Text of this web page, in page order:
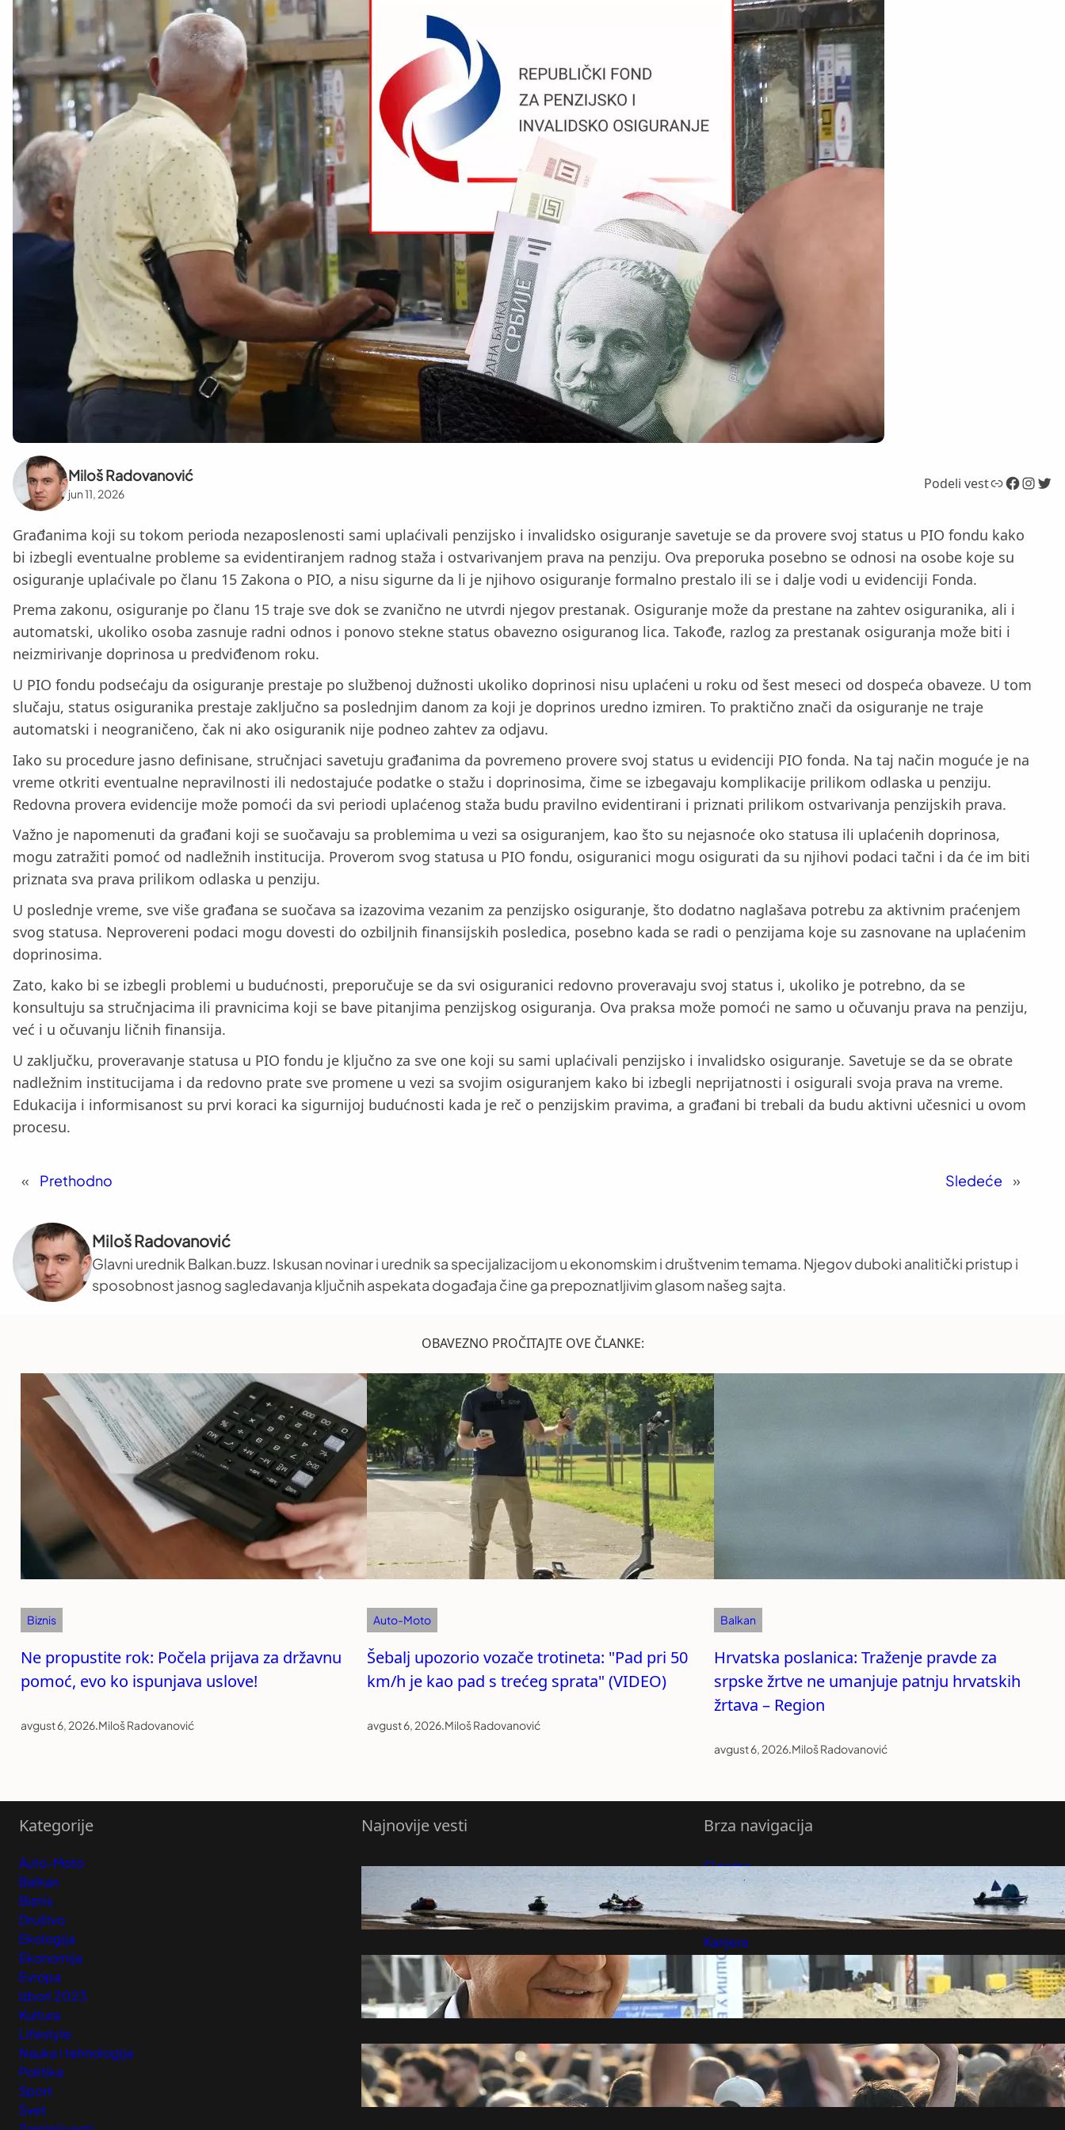
Miloš Radovanović
jun 11, 2026
Podeli vestLink Facebook InstagramTwitter
Građanima koji su tokom perioda nezaposlenosti sami uplaćivali penzijsko i invalidsko osiguranje savetuje se da provere svoj status u PIO fondu kako
bi izbegli eventualne probleme sa evidentiranjem radnog staža i ostvarivanjem prava na penziju. Ova preporuka posebno se odnosi na osobe koje su
osiguranje uplaćivale po članu 15 Zakona o PIO, a nisu sigurne da li je njihovo osiguranje formalno prestalo ili se i dalje vodi u evidenciji Fonda.
Prema zakonu, osiguranje po članu 15 traje sve dok se zvanično ne utvrdi njegov prestanak. Osiguranje može da prestane na zahtev osiguranika, ali i
automatski, ukoliko osoba zasnuje radni odnos i ponovo stekne status obavezno osiguranog lica. Takođe, razlog za prestanak osiguranja može biti i
neizmirivanje doprinosa u predviđenom roku.
U PIO fondu podsećaju da osiguranje prestaje po službenoj dužnosti ukoliko doprinosi nisu uplaćeni u roku od šest meseci od dospeća obaveze. U tom
slučaju, status osiguranika prestaje zaključno sa poslednjim danom za koji je doprinos uredno izmiren. To praktično znači da osiguranje ne traje
automatski i neograničeno, čak ni ako osiguranik nije podneo zahtev za odjavu.
Iako su procedure jasno definisane, stručnjaci savetuju građanima da povremeno provere svoj status u evidenciji PIO fonda. Na taj način moguće je na
vreme otkriti eventualne nepravilnosti ili nedostajuće podatke o stažu i doprinosima, čime se izbegavaju komplikacije prilikom odlaska u penziju.
Redovna provera evidencije može pomoći da svi periodi uplaćenog staža budu pravilno evidentirani i priznati prilikom ostvarivanja penzijskih prava.
Važno je napomenuti da građani koji se suočavaju sa problemima u vezi sa osiguranjem, kao što su nejasnoće oko statusa ili uplaćenih doprinosa,
mogu zatražiti pomoć od nadležnih institucija. Proverom svog statusa u PIO fondu, osiguranici mogu osigurati da su njihovi podaci tačni i da će im biti
priznata sva prava prilikom odlaska u penziju.
U poslednje vreme, sve više građana se suočava sa izazovima vezanim za penzijsko osiguranje, što dodatno naglašava potrebu za aktivnim praćenjem
svog statusa. Neprovereni podaci mogu dovesti do ozbiljnih finansijskih posledica, posebno kada se radi o penzijama koje su zasnovane na uplaćenim
doprinosima.
Zato, kako bi se izbegli problemi u budućnosti, preporučuje se da svi osiguranici redovno proveravaju svoj status i, ukoliko je potrebno, da se
konsultuju sa stručnjacima ili pravnicima koji se bave pitanjima penzijskog osiguranja. Ova praksa može pomoći ne samo u očuvanju prava na penziju,
već i u očuvanju ličnih finansija.
U zaključku, proveravanje statusa u PIO fondu je ključno za sve one koji su sami uplaćivali penzijsko i invalidsko osiguranje. Savetuje se da se obrate
nadležnim institucijama i da redovno prate sve promene u vezi sa svojim osiguranjem kako bi izbegli neprijatnosti i osigurali svoja prava na vreme.
Edukacija i informisanost su prvi koraci ka sigurnijoj budućnosti kada je reč o penzijskim pravima, a građani bi trebali da budu aktivni učesnici u ovom
procesu.
« Prethodno Sledeće »
Miloš Radovanović
Glavni urednik Balkan.buzz. Iskusan novinar i urednik sa specijalizacijom u ekonomskim i društvenim temama. Njegov duboki analitički pristup i
sposobnost jasnog sagledavanja ključnih aspekata događaja čine ga prepoznatljivim glasom našeg sajta.
OBAVEZNO PROČITAJTE OVE ČLANKE:
Biznis
Ne propustite rok: Počela prijava za državnu
pomoć, evo ko ispunjava uslove!
avgust 6, 2026.Miloš Radovanović
Auto-Moto
Šebalj upozorio vozače trotineta: "Pad pri 50
km/h je kao pad s trećeg sprata" (VIDEO)
avgust 6, 2026.Miloš Radovanović
Balkan
Hrvatska poslanica: Traženje pravde za
srpske žrtve ne umanjuje patnju hrvatskih
žrtava – Region
avgust 6, 2026.Miloš Radovanović
Kategorije
Auto-Moto
Balkan
Biznis
Društvo
Ekologija
Ekonomija
Evropa
Izbori 2023
Kultura
Lifestyle
Nauka i tehnologija
Politika
Sport
Svet
Najnovije vesti
raste vodostaj Dunava, Pakš čeka
nastavak rada
avgust 6, 2026
Mišković osnovao firmu pre tri meseca,
pa dobio posao na Ekspu
avgust 6, 2026
Milivojević: Većina građana Srbije uz
studente
avgust 6, 2026
Brza navigacija
O nama
Predloži Vest
Pretplatite se na vesti
Karijera
Marketing
Kontakt